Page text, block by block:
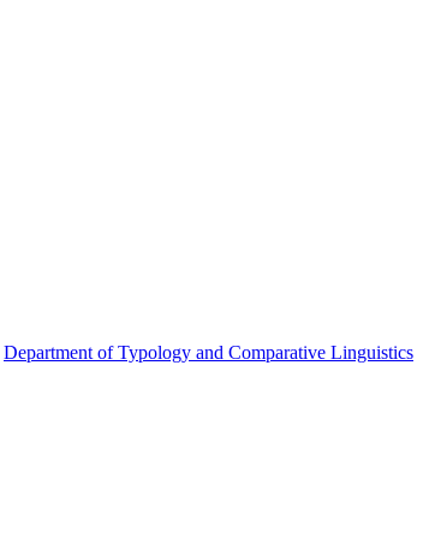
Department of Typology and Comparative Linguistics